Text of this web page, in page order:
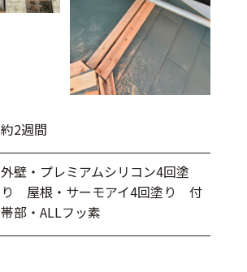
約2週間
外壁・プレミアムシリコン4回塗
り 屋根・サーモアイ4回塗り 付
帯部・ALLフッ素